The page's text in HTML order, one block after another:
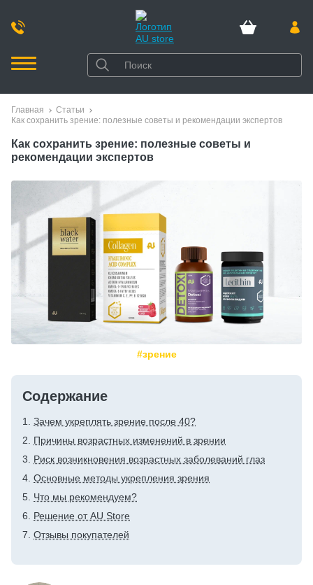
Главная
Статьи
Как сохранить зрение: полезные советы и рекомендации экспертов
Как сохранить зрение: полезные советы и
рекомендации экспертов
#зрение
Содержание
Зачем укреплять зрение после 40?
Причины возрастных изменений в зрении
Риск возникновения возрастных заболеваний глаз
Основные методы укрепления зрения
Что мы рекомендуем?
Решение от AU Store
Отзывы покупателей